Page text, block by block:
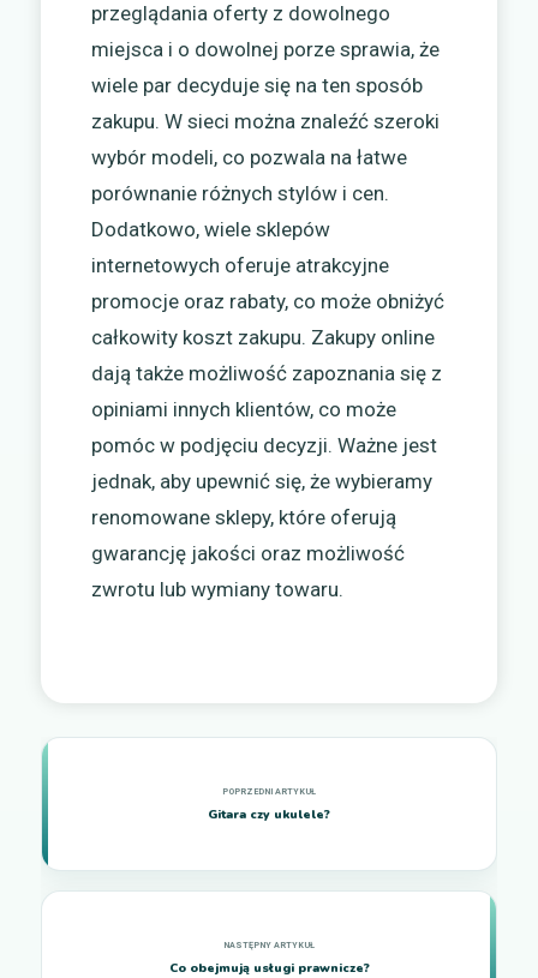
przeglądania oferty z dowolnego
miejsca i o dowolnej porze sprawia, że
wiele par decyduje się na ten sposób
zakupu. W sieci można znaleźć szeroki
wybór modeli, co pozwala na łatwe
porównanie różnych stylów i cen.
Dodatkowo, wiele sklepów
internetowych oferuje atrakcyjne
promocje oraz rabaty, co może obniżyć
całkowity koszt zakupu. Zakupy online
dają także możliwość zapoznania się z
opiniami innych klientów, co może
pomóc w podjęciu decyzji. Ważne jest
jednak, aby upewnić się, że wybieramy
renomowane sklepy, które oferują
gwarancję jakości oraz możliwość
zwrotu lub wymiany towaru.
Gitara czy ukulele?
Co obejmują usługi prawnicze?